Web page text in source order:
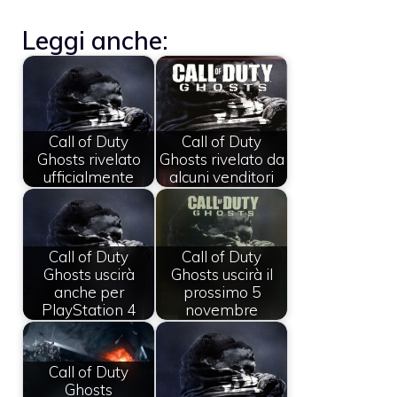
Leggi anche:
Call of Duty
Ghosts rivelato
ufficialmente
Call of Duty
Ghosts rivelato da
alcuni venditori
Call of Duty
Ghosts uscirà
anche per
PlayStation 4
Call of Duty
Ghosts uscirà il
prossimo 5
novembre
Call of Duty
Ghosts